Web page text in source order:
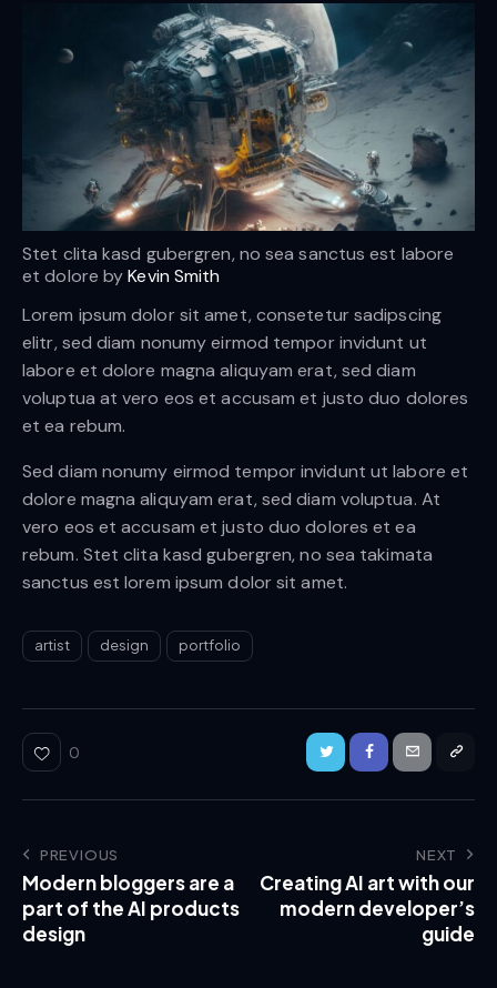
Stet clita kasd gubergren, no sea sanctus est labore
et dolore byKevin Smith
Lorem ipsum dolor sit amet, consetetur sadipscing
elitr, sed diam nonumy eirmod tempor invidunt ut
labore et dolore magna aliquyam erat, sed diam
voluptua at vero eos et accusam et justo duo dolores
et ea rebum.
Sed diam nonumy eirmod tempor invidunt ut labore et
dolore magna aliquyam erat, sed diam voluptua. At
vero eos et accusam et justo duo dolores et ea
rebum. Stet clita kasd gubergren, no sea takimata
sanctus est lorem ipsum dolor sit amet.
artist design portfolio
0
Post
navigation
PREVIOUS
Modern bloggers are a
part of the AI products
design
NEXT
Creating AI art with our
modern developer’s
guide